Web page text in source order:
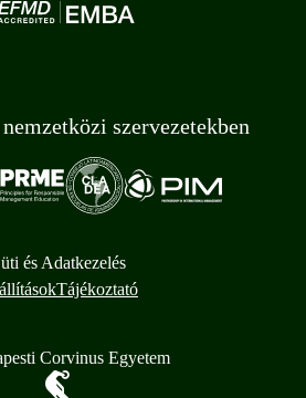
szervezetekben
és Adatkezelés
Tájékoztató
Corvinus Egyetem